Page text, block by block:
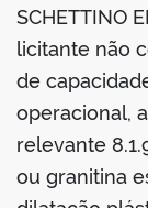
SCHETTINO
licitante não
de
operacional,
relevante
ou granitina